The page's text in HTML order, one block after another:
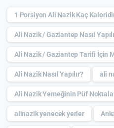
1 Porsiyon Ali Nazik Kaç
Ali Nazik / Gaziantep Nasıl
Ali Nazik / Gaziantep Tarifi İçin
Ali Nazik Nasıl Yapılır? ali
Ali Nazik Yemeğinin Püf
alinazik yenecek yerler